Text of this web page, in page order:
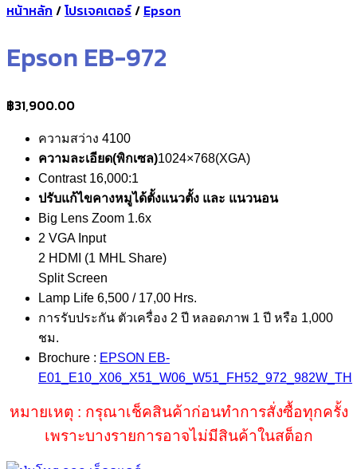
หน้าหลัก /โปรเจคเตอร์/ Epson
Epson EB-972
฿31,900.00
ความสว่าง 4100
ความละเอียด(พิกเซล)1024×768(XGA)
Contrast 16,000:1
ปรับแก้ไขคางหมูได้ตั้งแนวตั้ง และ แนวนอน
Big Lens Zoom 1.6x
2 VGA Input
2 HDMI (1 MHL Share)
Split Screen
Lamp Life 6,500 / 17,00 Hrs.
การรับประกัน ตัวเครื่อง 2 ปี หลอดภาพ 1 ปี หรือ 1,000
ชม.
Brochure : EPSON EB-
E01_E10_X06_X51_W06_W51_FH52_972_982W_TH
หมายเหตุ : กรุณาเช็คสินค้าก่อนทำการสั่งซื้อทุกครั้ง
เพราะบางรายการอาจไม่มีสินค้าในสต็อก